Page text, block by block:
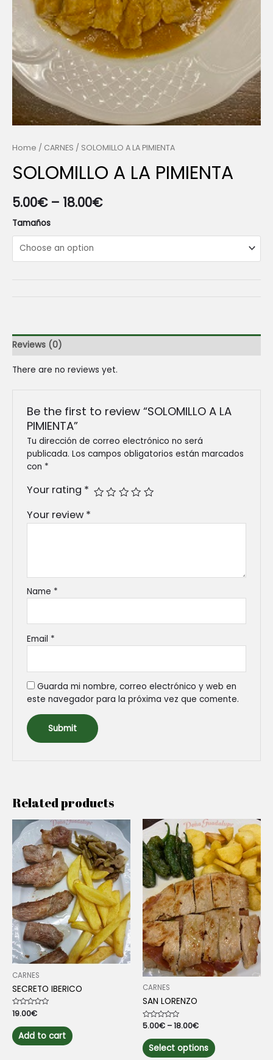
Home / CARNES / SOLOMILLO A LA PIMIENTA
SOLOMILLO A LA PIMIENTA
5.00€– 18.00€
Tamaños
Reviews (0)
There are no reviews yet.
Be the first to review “SOLOMILLO A LA
PIMIENTA”
Tu dirección de correo electrónico no será
publicada. Los campos obligatorios están marcados
con *
Your rating *
Your review *
Name *
Email *
Guarda mi nombre, correo electrónico y web en
este navegador para la próxima vez que comente.
Related products
CARNES
SECRETO IBERICO
Rated
0
out
of
5
19.00€
Add to cart
CARNES
SAN LORENZO
Rated
out
of
5
5.00€ –18.00€
Select options product